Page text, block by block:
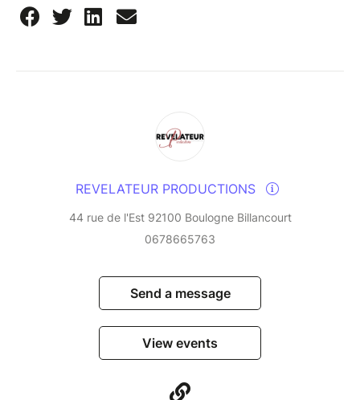
REVELATEUR PRODUCTIONS
44 rue de l'Est 92100 Boulogne Billancourt
0678665763
Send a message
View events